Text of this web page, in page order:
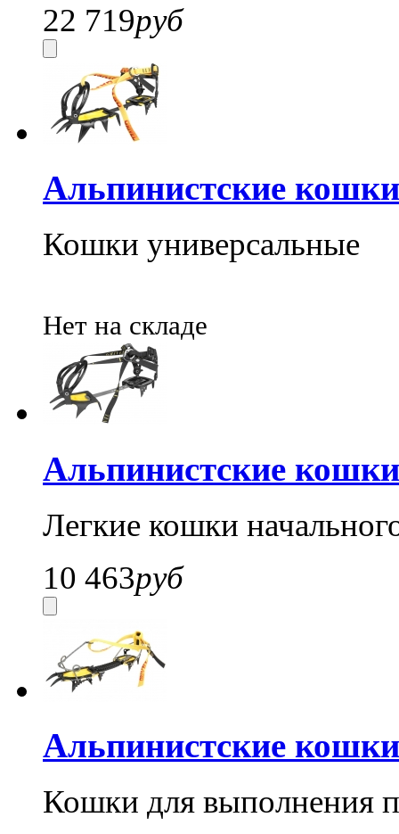
22 719руб
Альпинистские
Кошки универсальные
Нет на складе
Альпинистские
Легкие кошки
10 463руб
Альпинистские
Кошки для выполнения